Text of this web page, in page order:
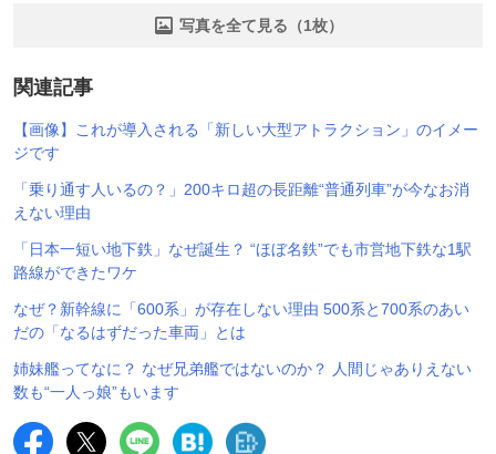
写真を全て見る（1枚）
関連記事
【画像】これが導入される「新しい大型アトラクション」のイメー
ジです
「乗り通す人いるの？」200キロ超の長距離“普通列車”が今なお消
えない理由
「日本一短い地下鉄」なぜ誕生？ “ほぼ名鉄”でも市営地下鉄な1駅
路線ができたワケ
なぜ？新幹線に「600系」が存在しない理由 500系と700系のあい
だの「なるはずだった車両」とは
姉妹艦ってなに？ なぜ兄弟艦ではないのか？ 人間じゃありえない
数も“一人っ娘”もいます